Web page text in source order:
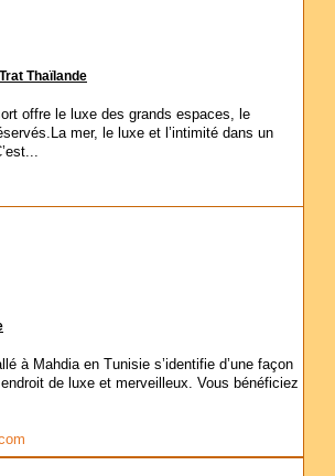
Thaïlande
offre le luxe des grands espaces, le
mer, le luxe et l’intimité dans un
à Mahdia en Tunisie s’identifie d’une façon
de luxe et merveilleux. Vous bénéficiez